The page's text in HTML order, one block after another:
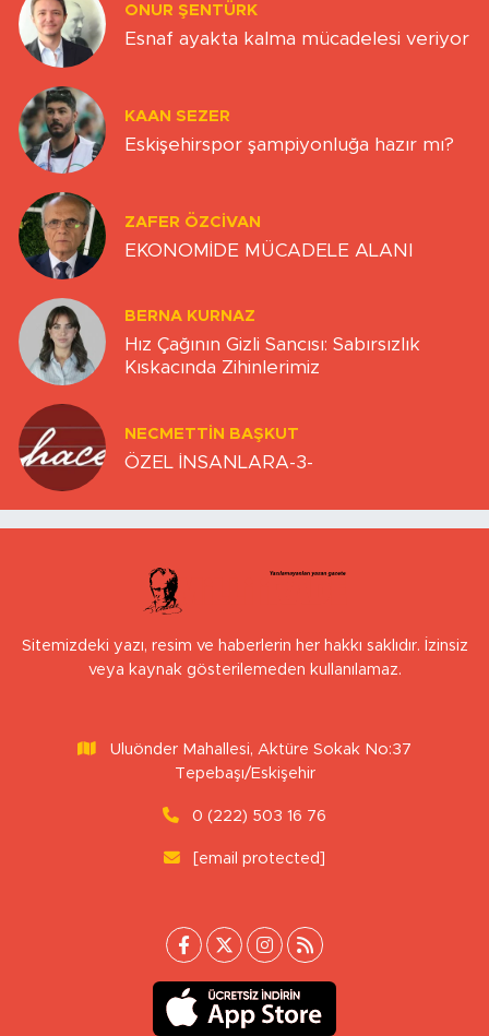
ONUR ŞENTÜRK
Esnaf ayakta kalma mücadelesi veriyor
KAAN SEZER
Eskişehirspor şampiyonluğa hazır mı?
ZAFER ÖZCIVAN
EKONOMİDE MÜCADELE ALANI
BERNA KURNAZ
Hız Çağının Gizli Sancısı: Sabırsızlık
Kıskacında Zihinlerimiz
NECMETTIN BAŞKUT
ÖZEL İNSANLARA-3-
Sitemizdeki yazı, resim ve haberlerin her hakkı saklıdır. İzinsiz
veya kaynak gösterilemeden kullanılamaz.
Uluönder Mahallesi, Aktüre Sokak No:37
Tepebaşı/Eskişehir
0 (222) 503 16 76
[email protected]